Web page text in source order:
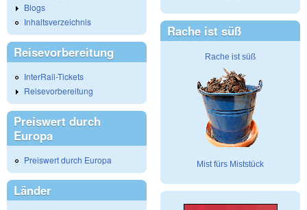
Blogs
Inhaltsverzeichnis
Reisevorbereitung
InterRail-Tickets
Reisevorbereitung
Preiswert durch
Europa
Preiswert durch Europa
Länder
Rache ist süß
Rache ist süß
Mist fürs Miststück